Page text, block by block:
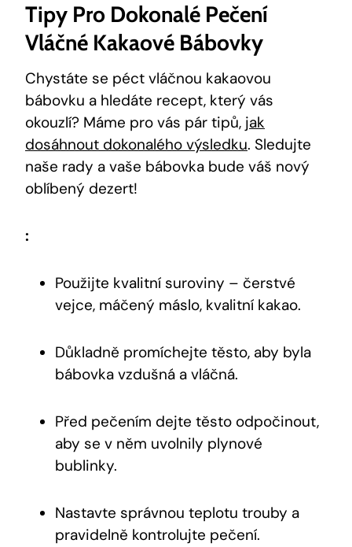
Tipy Pro Dokonalé Pečení
Vláčné Kakaové Bábovky
Chystáte se ⁤péct ⁤vláčnou kakaovou
bábovku a hledáte ‍recept,⁤ který vás
okouzlí? Máme pro vás pár tipů,⁣ jak
dosáhnout dokonalého výsledku. Sledujte
naše rady⁤ a vaše bábovka bude váš nový
oblíbený‌ dezert!
:
Použijte kvalitní⁤ suroviny – čerstvé
vejce, máčený máslo,⁣ kvalitní kakao.
Důkladně promíchejte⁢ těsto, aby byla
bábovka vzdušná a ​vláčná.
Před pečením dejte těsto odpočinout,⁢
aby se ‍v něm ‍uvolnily plynové
bublinky.
Nastavte správnou teplotu ⁣trouby⁣ a
pravidelně kontrolujte ‍pečení.